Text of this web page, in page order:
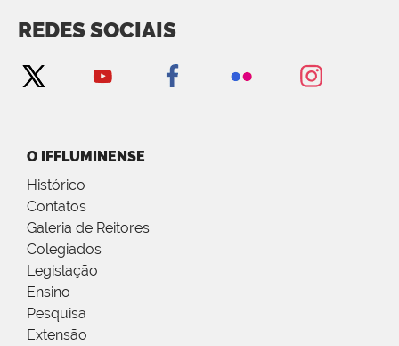
REDES SOCIAIS
O IFFLUMINENSE
Histórico
Contatos
Galeria de Reitores
Colegiados
Legislação
Ensino
Pesquisa
Extensão